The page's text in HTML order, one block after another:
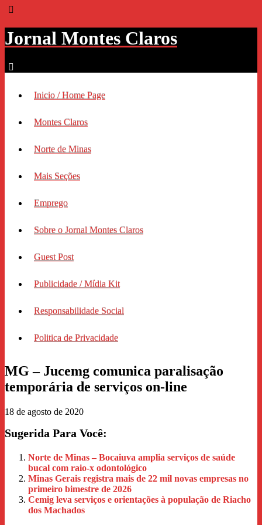
Jornal Montes Claros
Inicio / Home Page
Montes Claros
Norte de Minas
Mais Seções
Emprego
Sobre o Jornal Montes Claros
Guest Post
Publicidade / Mídia Kit
Responsabilidade Social
Politica de Privacidade
MG – Jucemg comunica paralisação
temporária de serviços on-line
18 de agosto de 2020
Sugerida Para Você:
Norte de Minas – Bocaiuva amplia serviços de saúde
bucal com raio-x odontológico
Minas Gerais registra mais de 22 mil novas empresas no
primeiro bimestre de 2026
Cemig leva serviços e orientações à população de Riacho
dos Machados